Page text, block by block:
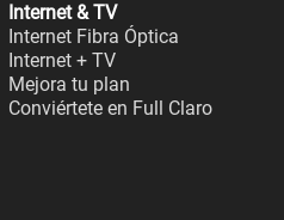
Internet & TV
Internet Fibra Óptica
Internet + TV
Mejora tu plan
Conviértete en Full Claro